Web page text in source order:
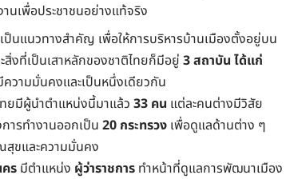
เพื่อประชาชนอย่างแท้จริง
เป็นแนวทางสำคัญ เพื่อให้การบริหารบ้านเมืองตั้งอยู่บน
งที่เป็นเสาหลักของชาติไทยก็มีอยู่ 3 สถาบัน ได้แก่
วามมั่นคงและเป็นหนึ่งเดียวกัน
ยมีผู้นำตำแหน่งนี้มาแล้ว 33 คน แต่ละคนต่างมีวิสัย
ารทำงานออกเป็น 20 กระทรวง เพื่อดูแลด้านต่าง ๆ
สุขและความมั่นคง
ร มีตำแหน่ง ผู้ว่าราชการ ทำหน้าที่ดูแลการพัฒนาเมือง